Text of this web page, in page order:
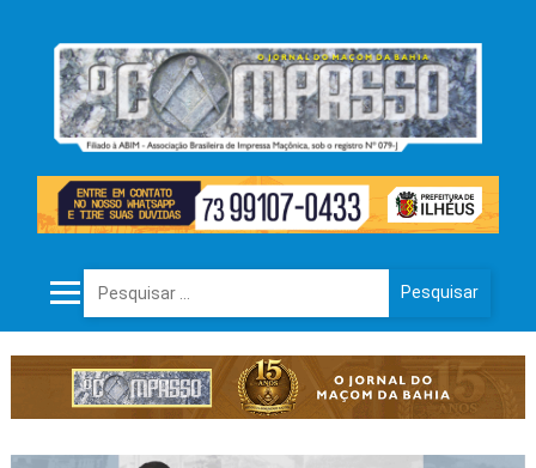
Pesquisar por: